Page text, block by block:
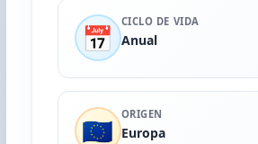
📅 CICLO DE VIDA
Anual
🇪🇺 ORIGEN
Europa